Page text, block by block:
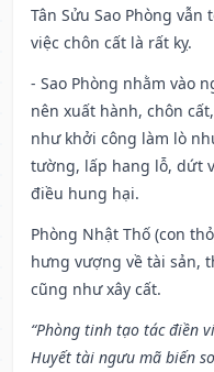
Tân Sửu Sao Phòng
việc chôn cất là rất kỵ.
- Sao Phòng nhằm vào
nên xuất hành, chôn
như khởi công làm lò
tường, lấp hang lỗ, dứt
điều hung hại.
Phòng Nhật Thố (con
hưng vượng về tài sản,
cũng như xây cất.
“Phòng tinh tạo tác điền
Huyết tài ngưu mã biến